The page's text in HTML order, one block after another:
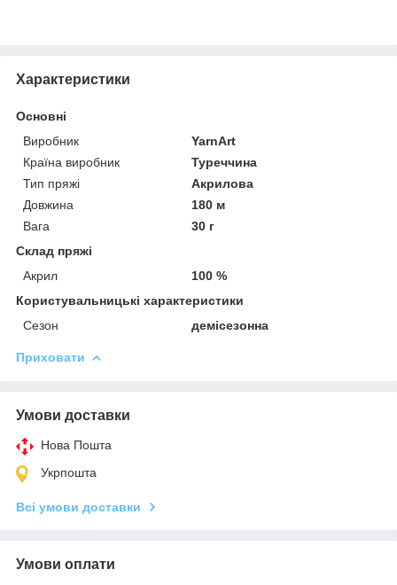
Характеристики
Основні
Виробник
YarnArt
Країна виробник
Туреччина
Тип пряжі
Акрилова
Довжина
180 м
Вага
30 г
Склад пряжі
Акрил
100 %
Користувальницькі характеристики
Сезон
демісезонна
Приховати
Умови доставки
Нова Пошта
Укрпошта
Всі умови доставки
Умови оплати